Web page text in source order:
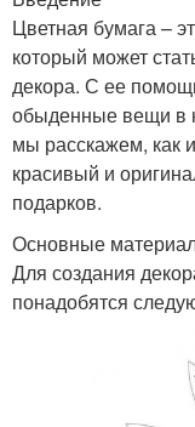
Цветная бумага –
который может
декора. С ее
обыденные вещи в
мы расскажем, как
красивый и
подарков.
Основные
Для создания
понадобятся